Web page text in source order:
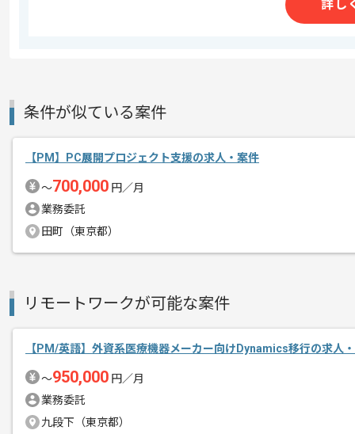
精算条件
支払いサイト
15日
その他募集要項
エージェントからのコ
メント
詳し
条件が似ている案件
【PM】PC展開プロジェクト支援の求人・案件
〜700,000 円／月
業務委託
田町（東京都）
リモートワークが可能な案件
【PM/英語】外資系医療機器メーカー向けDynamics移行の求人
〜950,000 円／月
業務委託
九段下（東京都）